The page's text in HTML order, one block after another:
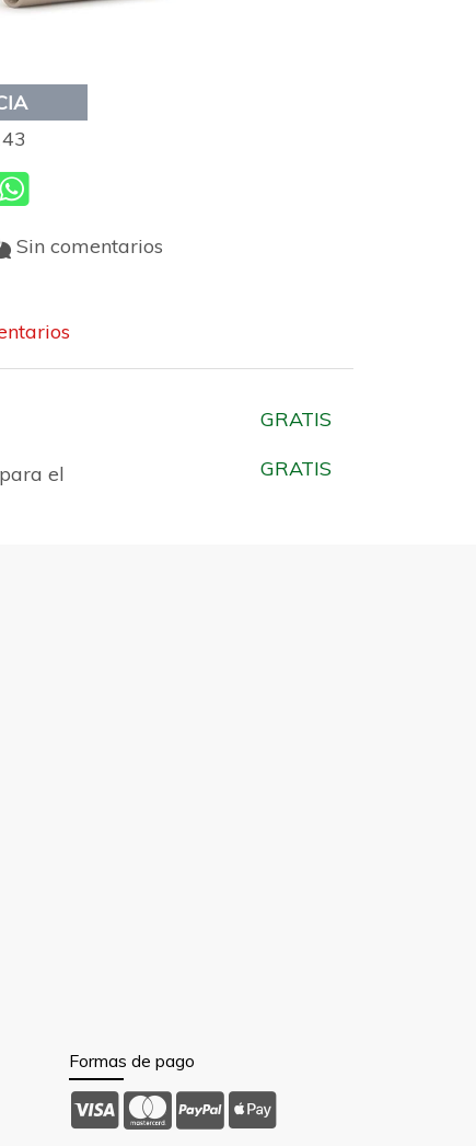
Sin comentarios
GRATIS
el
GRATIS
Formas de pago